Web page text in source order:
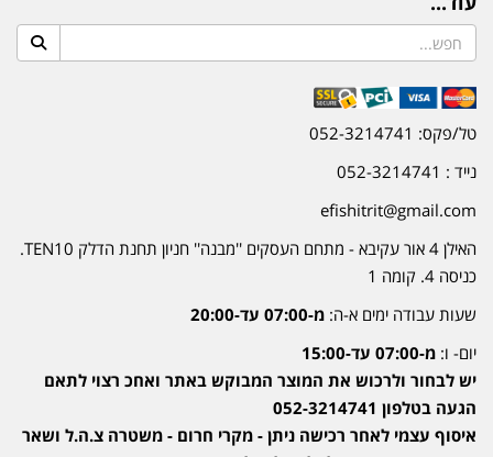
טל/פקס: 052-3214741
נייד : 052-3214741
efishitrit@gmail.com
האילן 4 אור עקיבא - מתחם העסקים ''מבנה'' חניון תחנת הדלק TEN10.
כניסה 4. קומה 1
שעות עבודה ימים א-ה: מ-07:00 עד-20:00
יום- ו: מ-07:00 עד-15:00
יש לבחור ולרכוש את המוצר המבוקש באתר ואחכ רצוי לתאם
הגעה בטלפון 052-3214741
איסוף עצמי לאחר רכישה ניתן - מקרי חרום - משטרה צ.ה.ל ושאר